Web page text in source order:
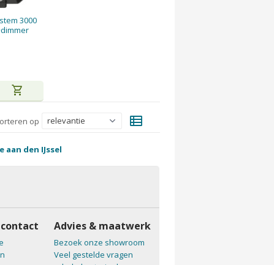
3000
shopping_cart
op view_list
aan den IJssel
Advies & maatwerk
Bezoek onze showroom
Veel gestelde vragen